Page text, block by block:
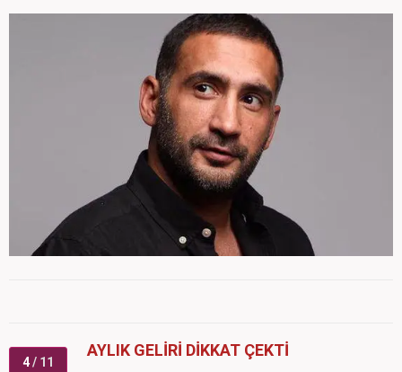
4/ 11
AYLIK GELİRİ DİKKAT ÇEKTİ